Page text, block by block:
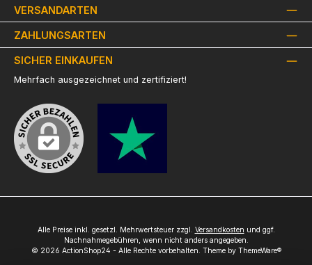
VERSANDARTEN
ZAHLUNGSARTEN
SICHER EINKAUFEN
Mehrfach ausgezeichnet und zertifiziert!
Alle Preise inkl. gesetzl. Mehrwertsteuer zzgl. Versandkosten und ggf.
Nachnahmegebühren, wenn nicht anders angegeben.
© 2026 ActionShop24 - Alle Rechte vorbehalten. Theme by ThemeWare®